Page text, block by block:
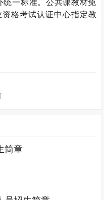
一标准。公共课教材免
资格考试认证中心指定教
简章